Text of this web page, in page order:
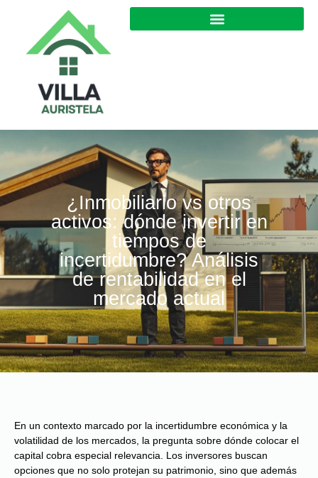
¿Inmobiliario vs otros
activos: dónde invertir en
tiempos de
incertidumbre? Análisis
de rentabilidad en el
mercado actual
En un contexto marcado por la incertidumbre económica y la
volatilidad de los mercados, la pregunta sobre dónde colocar el
capital cobra especial relevancia. Los inversores buscan
opciones que no solo protejan su patrimonio, sino que además